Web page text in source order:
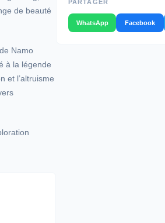
de beauté
Namo
à la légende
et l’altruisme
PARTAGER
WhatsApp Facebook